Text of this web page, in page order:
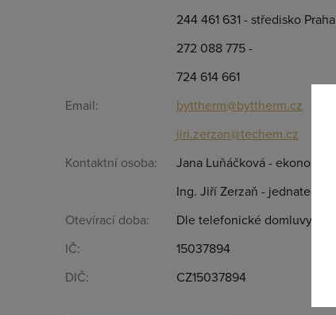
244 461 631 - středisko Praha
272 088 775 -
724 614 661
Email:
byttherm@byttherm.cz
jiri.zerzan@techem.cz
Kontaktní osoba:
Jana Luňáčková - ekonomka
Ing. Jiří Zerzaň - jednatel
Otevírací doba:
Dle telefonické domluvy
IČ:
15037894
DIČ:
CZ15037894